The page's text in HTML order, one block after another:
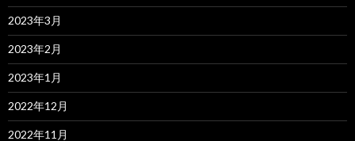
2023年3月
2023年2月
2023年1月
2022年12月
2022年11月